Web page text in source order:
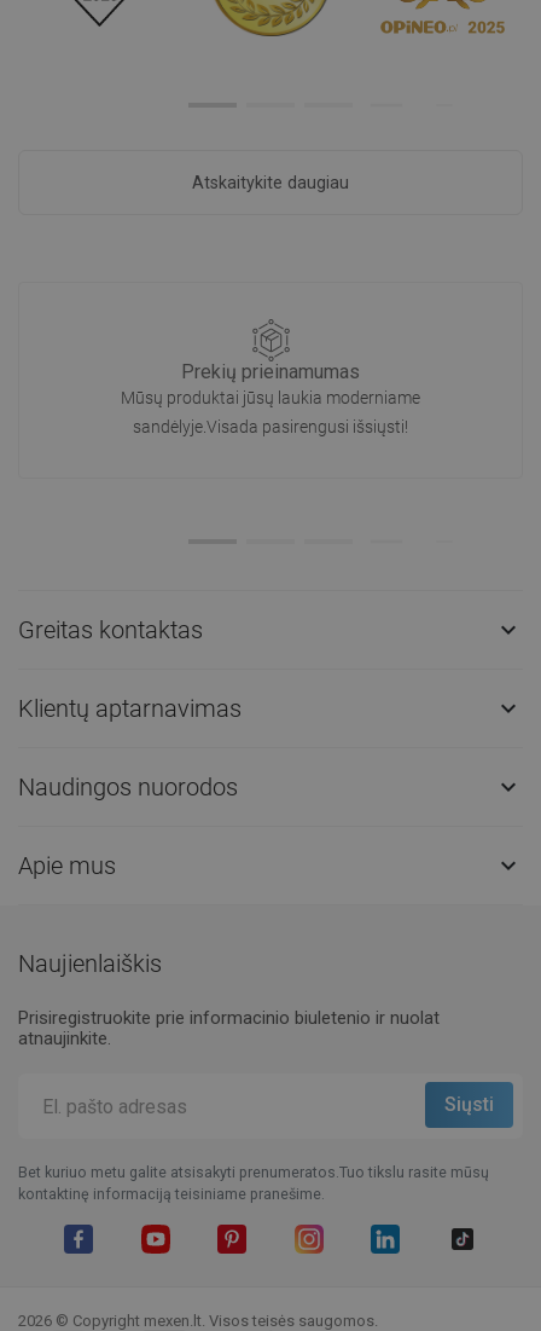
Atskaitykite daugiau
Prekių prieinamumas
Mūsų produktai jūsų laukia moderniame
sandėlyje.Visada pasirengusi išsiųsti!
Greitas kontaktas 
Klientų aptarnavimas 
Naudingos nuorodos 
Apie mus 
Naujienlaiškis
Prisiregistruokite prie informacinio biuletenio ir nuolat
atnaujinkite.
Bet kuriuo metu galite atsisakyti prenumeratos.Tuo tikslu rasite mūsų
kontaktinę informaciją teisiniame pranešime.
2026 © Copyright mexen.lt. Visos teisės saugomos.